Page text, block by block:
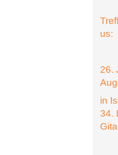
us:
26.
in
34.